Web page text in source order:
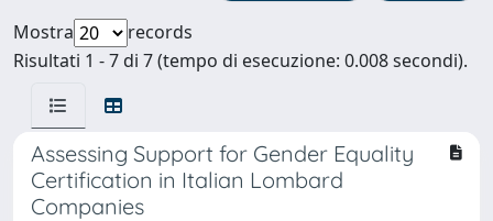
Mostra
records
Risultati 1 - 7 di 7 (tempo di esecuzione: 0.008 secondi).
Assessing Support for Gender Equality
Certification in Italian Lombard
Companies